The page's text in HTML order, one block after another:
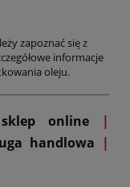
zapoznać się z
informacje
oleju.
online
|
handlowa |